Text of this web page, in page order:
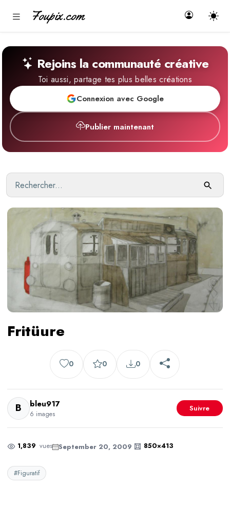
Foupix.com
Rejoins la communauté créative
Toi aussi, partage tes plus belles créations
Connexion avec Google
Publier maintenant
Fritüure
0 0 0
B bleu917
6 images
Suivre
1,839 vues September 20, 2009 850×413
#Figuratif